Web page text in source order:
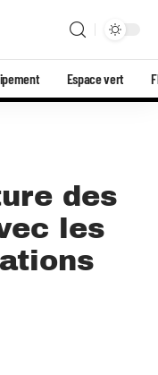
Espace vert
des
les